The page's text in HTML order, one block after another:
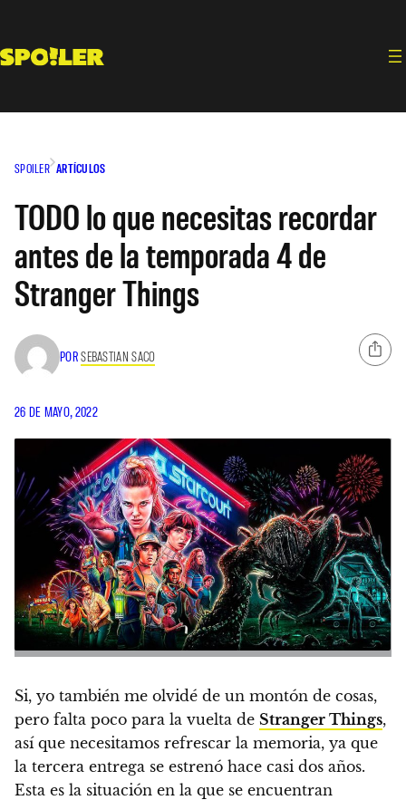
contenido
SPOILER ARTÍCULOS
TODO lo que necesitas recordar
antes de la temporada 4 de
Stranger Things
PORSEBASTIAN SACO
26 DE MAYO, 2022
Si, yo también me olvidé de un montón de cosas,
pero falta poco para la vuelta de Stranger Things,
así que necesitamos refrescar la memoria, ya que
la tercera entrega se estrenó hace casi dos años.
Esta es la situación en la que se encuentran